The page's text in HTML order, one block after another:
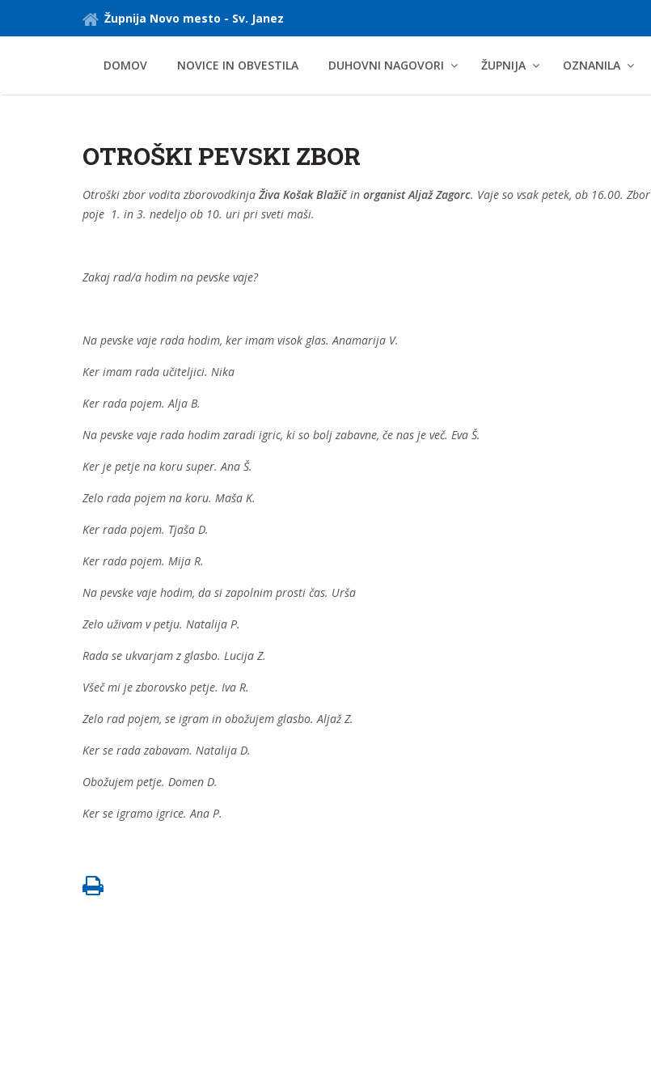
Župnija Novo mesto - Sv. Janez
DOMOV NOVICE IN OBVESTILA DUHOVNI NAGOVORI ŽUPNIJA OZNANILA
OTROŠKI PEVSKI ZBOR
Otroški zbor vodita zborovodkinjaŽiva Košak Blažičin organist Aljaž Zagorc. Vaje so vsak petek, ob 16.00. Zbor
poje 1. in 3. nedeljo ob 10. uri pri sveti maši.
Zakaj rad/a hodim na pevske vaje?
Na pevske vaje rada hodim, ker imam visok glas. Anamarija V.
Ker imam rada učiteljici. Nika
Ker rada pojem. Alja B.
Na pevske vaje rada hodim zaradi igric, ki so bolj zabavne, če nas je več. Eva Š.
Ker je petje na koru super. Ana Š.
Zelo rada pojem na koru. Maša K.
Ker rada pojem. Tjaša D.
Ker rada pojem. Mija R.
Na pevske vaje hodim, da si zapolnim prosti čas. Urša
Zelo uživam v petju. Natalija P.
Rada se ukvarjam z glasbo. Lucija Z.
Všeč mi je zborovsko petje. Iva R.
Zelo rad pojem, se igram in obožujem glasbo. Aljaž Z.
Ker se rada zabavam. Natalija D.
Obožujem petje. Domen D.
Ker se igramo igrice. Ana P.